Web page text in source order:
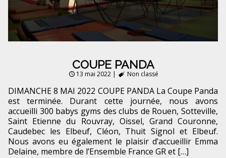
COUPE PANDA
13 mai 2022| Non classé
DIMANCHE 8 MAI 2022 COUPE PANDA La Coupe Panda
est terminée. Durant cette journée, nous avons
accueilli 300 babys gyms des clubs de Rouen, Sotteville,
Saint Etienne du Rouvray, Oissel, Grand Couronne,
Caudebec les Elbeuf, Cléon, Thuit Signol et Elbeuf.
Nous avons eu également le plaisir d’accueillir Emma
Delaine, membre de l’Ensemble France GR et […]